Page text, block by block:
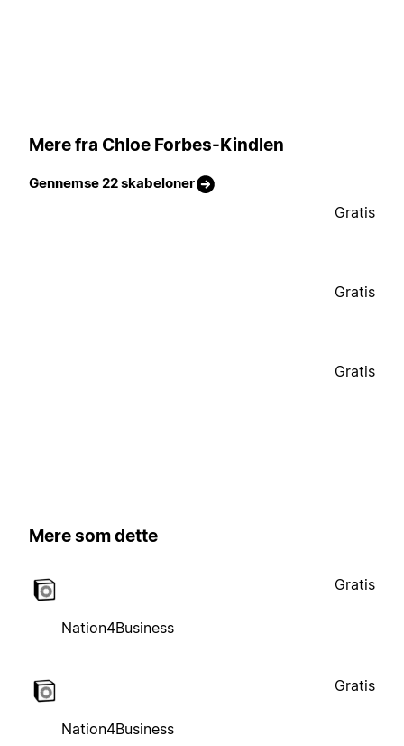
Mere fra Chloe Forbes-Kindlen
Gennemse 22 skabeloner
Gratis
Gratis
Gratis
Mere som dette
Nation4Business
Gratis
Nation4Business
Gratis